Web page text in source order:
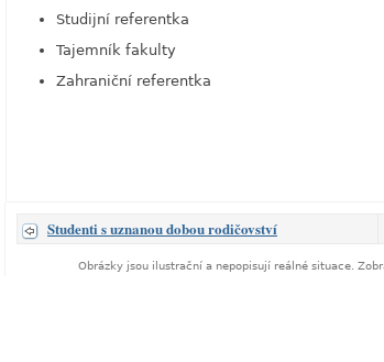
Studijní referentka
Tajemník fakulty
Zahraniční referentka
Studenti s uznanou dobou rodičovství
Obrázky jsou ilustrační a nepopisují reálné situace.